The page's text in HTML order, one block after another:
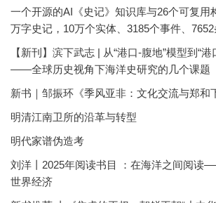
一个开源的AI《史记》知识库与26个可复用
万字史记，10万个实体、3185个事件、
【新刊】滨下武志 | 从“港口-腹地”模型到“
——全球历史视角下海洋史研究的几个课题
新书｜邹振环《季风亚非：文化交流与郑和
明清江南卫所的沿革与转型
明代家谱伪造考
刘洋丨2025年阅读书目 ：在海洋之间阅读
世界经济